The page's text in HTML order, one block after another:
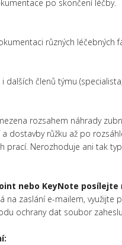
po skončení léčby.
různých léčebných
dalších členů týmu
rozsahem náhrady
dostavby růžku až po
prací. Nerozhoduje ani tak
nebo KeyNote posílejte
na zaslání e-mailem,
ochrany dat soubor